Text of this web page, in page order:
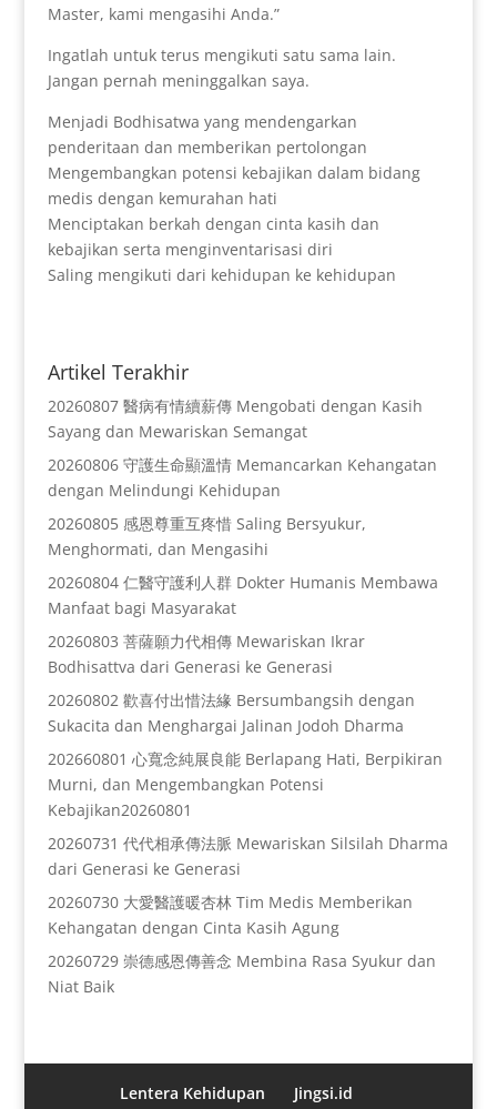
Master, kami mengasihi Anda.”
Ingatlah untuk terus mengikuti satu sama lain.
Jangan pernah meninggalkan saya.
Menjadi Bodhisatwa yang mendengarkan
penderitaan dan memberikan pertolongan
Mengembangkan potensi kebajikan dalam bidang
medis dengan kemurahan hati
Menciptakan berkah dengan cinta kasih dan
kebajikan serta menginventarisasi diri
Saling mengikuti dari kehidupan ke kehidupan
Artikel Terakhir
20260807 醫病有情續薪傳 Mengobati dengan Kasih
Sayang dan Mewariskan Semangat
20260806 守護生命顯溫情 Memancarkan Kehangatan
dengan Melindungi Kehidupan
20260805 感恩尊重互疼惜 Saling Bersyukur,
Menghormati, dan Mengasihi
20260804 仁醫守護利人群 Dokter Humanis Membawa
Manfaat bagi Masyarakat
20260803 菩薩願力代相傳 Mewariskan Ikrar
Bodhisattva dari Generasi ke Generasi
20260802 歡喜付出惜法緣 Bersumbangsih dengan
Sukacita dan Menghargai Jalinan Jodoh Dharma
202660801 心寬念純展良能 Berlapang Hati, Berpikiran
Murni, dan Mengembangkan Potensi
Kebajikan20260801
20260731 代代相承傳法脈 Mewariskan Silsilah Dharma
dari Generasi ke Generasi
20260730 大愛醫護暖杏林 Tim Medis Memberikan
Kehangatan dengan Cinta Kasih Agung
20260729 崇德感恩傳善念 Membina Rasa Syukur dan
Niat Baik
Lentera Kehidupan
Jingsi.id